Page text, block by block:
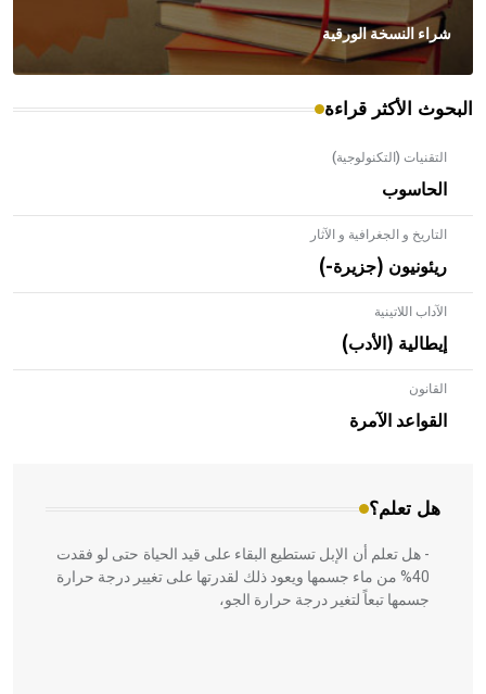
شراء النسخة الورقية
البحوث الأكثر قراءة
التقنيات (التكنولوجية)
الحاسوب
التاريخ و الجغرافية و الآثار
ريئونيون (جزيرة-)
الآداب اللاتينية
إيطالية (الأدب)
القانون
القواعد الآمرة
هل تعلم؟
- هل تعلم أن الأبلق نوع من الفنون الهندسية التي ارتبطت
بالعمارة الإسلامية في بلاد الشام ومصر خاصة، حيث يحرص
المعمار على بناء مداميكه وخاصة في الواجهات
- هل تعلم أن الإبل تستطيع البقاء على قيد الحياة حتى لو فقدت
40% من ماء جسمها ويعود ذلك لقدرتها على تغيير درجة حرارة
جسمها تبعاً لتغير درجة حرارة الجو،